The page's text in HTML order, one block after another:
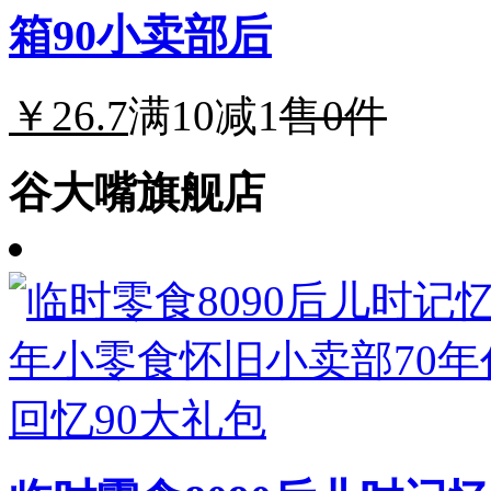
箱90小卖部后
￥26.7满10减1售0件
谷大嘴旗舰店